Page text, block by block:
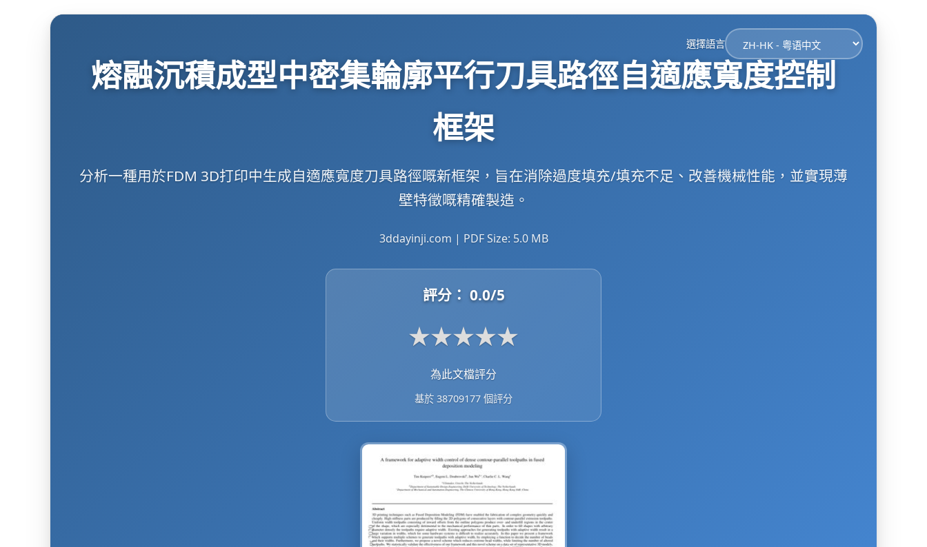
選擇語言
熔融沉積成型中密集輪廓平行刀具路徑自適應寬度控制
框架
分析一種用於FDM 3D打印中生成自適應寬度刀具路徑嘅新框架，旨在消除過度填充/填充不足、改善機械性能，並實現薄
壁特徵嘅精確製造。
3ddayinji.com | PDF Size: 5.0 MB
評分： 0.0/5
★★★★★
為此文檔評分
基於 38709177 個評分